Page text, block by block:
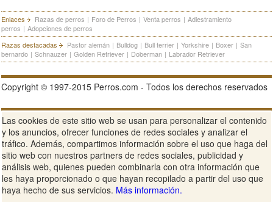
Enlaces Razas de perros | Foro de Perros | Venta perros | Adiestramiento
perros | Adopciones de perros
Razas destacadas
Pastor alemán | Bulldog | Bull terrier | Yorkshire | Boxer | San
bernardo | Schnauzer | Golden Retriever | Doberman | Labrador Retriever
Copyright © 1997-2015 Perros.com - Todos los derechos reservados
Publicidad en Perros.com | Contacte | Aviso Legal Política de
privacidad | Condiciones de uso
Ver sitio web completo
Las cookies de este sitio web se usan para personalizar el contenido
y los anuncios, ofrecer funciones de redes sociales y analizar el
tráfico. Además, compartimos información sobre el uso que haga del
sitio web con nuestros partners de redes sociales, publicidad y
análisis web, quienes pueden combinarla con otra información que
les haya proporcionado o que hayan recopilado a partir del uso que
haya hecho de sus servicios. Más información.